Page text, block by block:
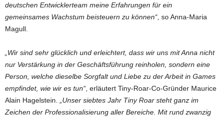
deutschen Entwicklerteam meine Erfahrungen für ein
gemeinsames Wachstum beisteuern zu können“ , so Anna-Maria
Magull.
„Wir sind sehr glücklich und erleichtert, dass wir uns mit Anna nicht
nur Verstärkung in der Geschäftsführung reinholen, sondern eine
Person, welche dieselbe Sorgfalt und Liebe zu der Arbeit in Games
empfindet, wie wir es tun“ , erläutert Tiny-Roar-Co-Gründer Maurice
Alain Hagelstein.
„Unser siebtes Jahr Tiny Roar steht ganz im
Zeichen der Professionalisierung aller Bereiche. Mit rund zwanzig